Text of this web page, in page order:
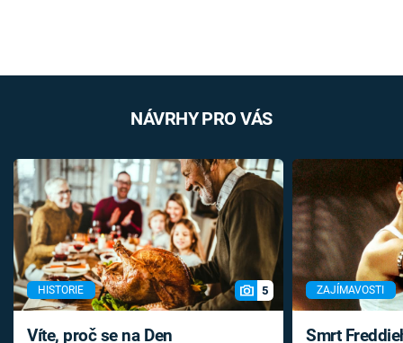
NÁVRHY PRO VÁS
HISTORIE 5
Víte, proč se na Den
ZAJÍMAVOSTI
Smrt